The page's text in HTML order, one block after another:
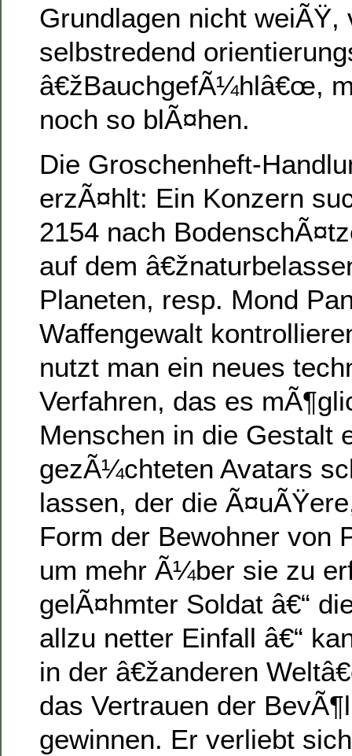
Grundlagen nicht weiÃŸ,
selbstredend
â€žBauchgefÃ¼hlâ€œ,
noch so blÃ¤hen.
Die Groschenheft-
erzÃ¤hlt: Ein Konzern
2154 nach
auf dem
Planeten, resp. Mond
Waffengewalt
nutzt man ein neues
Verfahren, das es
Menschen in die Gestalt
gezÃ¼chteten Avatars
lassen, der die
Form der Bewohner von
um mehr Ã¼ber sie zu
gelÃ¤hmter Soldat â€“
allzu netter Einfall â€“
in der â€žanderen
das Vertrauen der
gewinnen. Er verliebt